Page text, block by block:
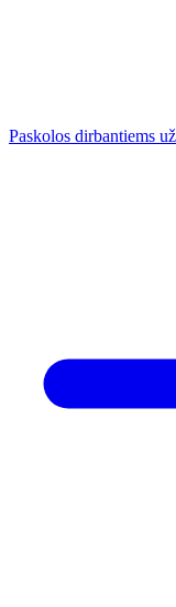
Paskolos dirbantiems